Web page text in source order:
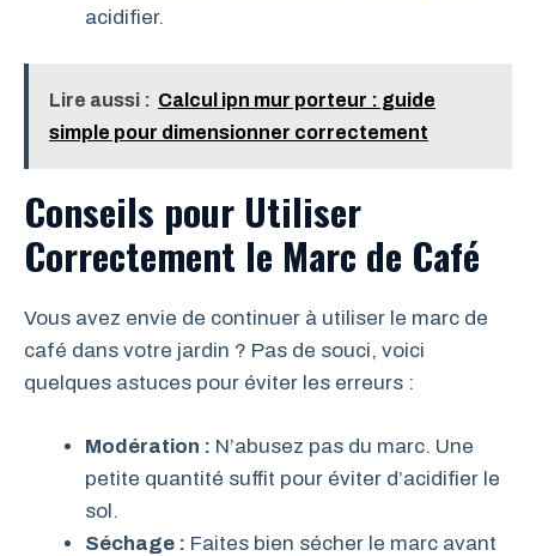
acidifier.
Lire aussi : Calcul ipn mur porteur : guide
simple pour dimensionner correctement
Conseils pour Utiliser
Correctement le Marc de Café
Vous avez envie de continuer à utiliser le marc de
café dans votre jardin ? Pas de souci, voici
quelques astuces pour éviter les erreurs :
Modération : N’abusez pas du marc. Une
petite quantité suffit pour éviter d’acidifier le
sol.
Séchage : Faites bien sécher le marc avant